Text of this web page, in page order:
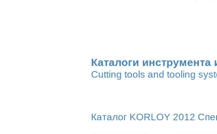
Каталоги инструмента
Cutting tools and tooling
Каталог KORLOY 2012